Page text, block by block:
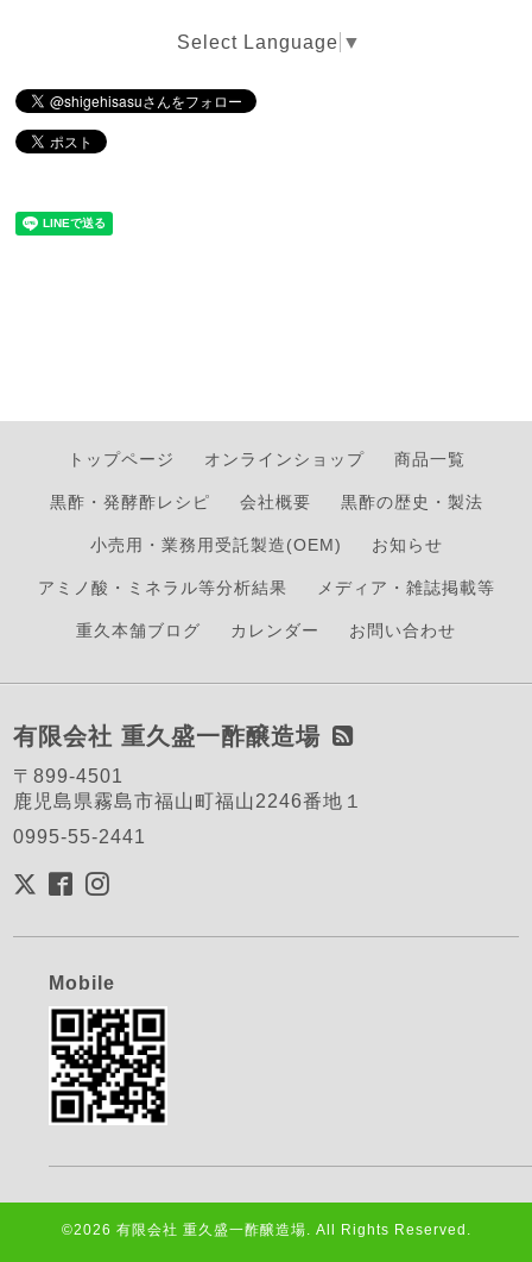
Select Language ▼
トップページ オンラインショップ 商品一覧
黒酢・発酵酢レシピ 会社概要 黒酢の歴史・製法
小売用・業務用受託製造(OEM) お知らせ
アミノ酸・ミネラル等分析結果 メディア・雑誌掲載等
重久本舗ブログ カレンダー お問い合わせ
有限会社 重久盛一酢醸造場
〒899-4501
鹿児島県霧島市福山町福山2246番地１
0995-55-2441
Mobile
©2026 有限会社 重久盛一酢醸造場. All Rights Reserved.